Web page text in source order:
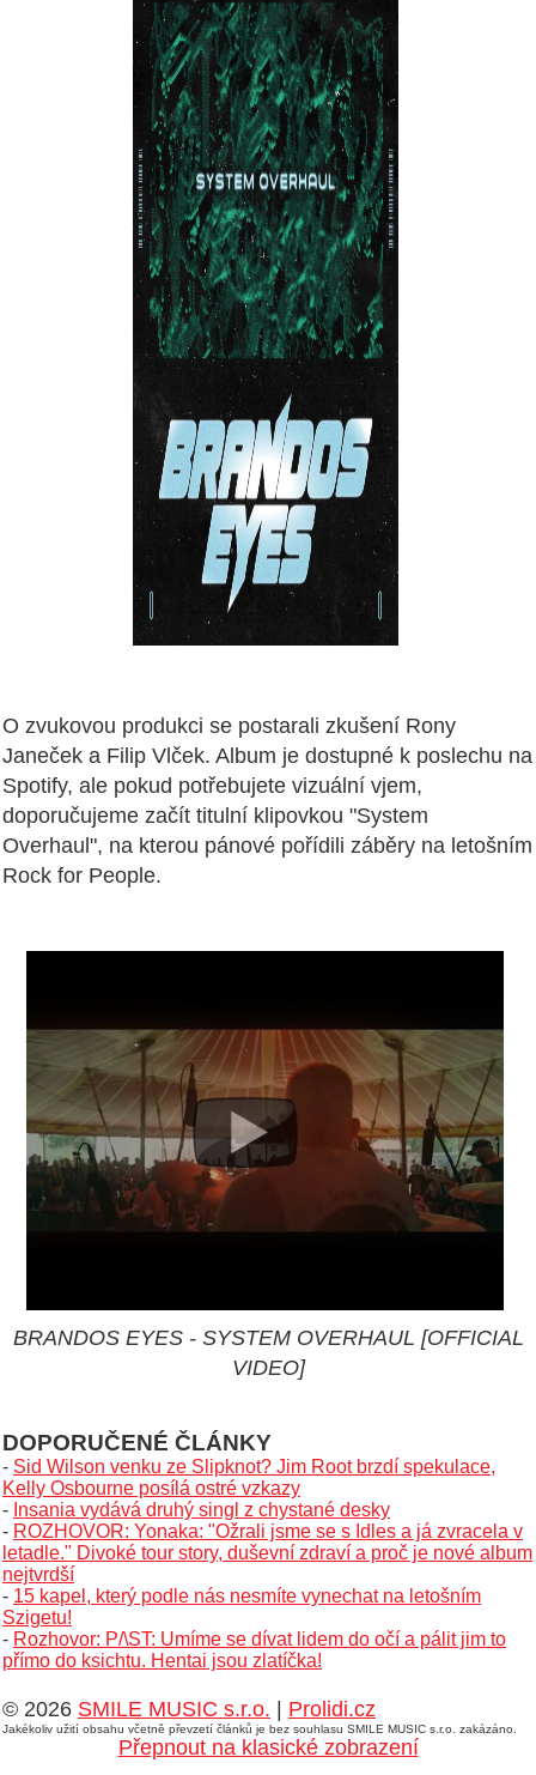
O zvukovou produkci se postarali zkušení Rony
Janeček a Filip Vlček. Album je dostupné k poslechu na
Spotify, ale pokud potřebujete vizuální vjem,
doporučujeme začít titulní klipovkou "System
Overhaul", na kterou pánové pořídili záběry na letošním
Rock for People.
BRANDOS EYES - SYSTEM OVERHAUL [OFFICIAL
VIDEO]
DOPORUČENÉ ČLÁNKY
- Sid Wilson venku ze Slipknot? Jim Root brzdí spekulace,
Kelly Osbourne posílá ostré vzkazy
- Insania vydává druhý singl z chystané desky
- ROZHOVOR: Yonaka: "Ožrali jsme se s Idles a já zvracela v
letadle." Divoké tour story, duševní zdraví a proč je nové album
nejtvrdší
- 15 kapel, který podle nás nesmíte vynechat na letošním
Szigetu!
- Rozhovor: P/\ST: Umíme se dívat lidem do očí a pálit jim to
přímo do ksichtu. Hentai jsou zlatíčka!
© 2026 SMILE MUSIC s.r.o. Prolidi.cz
Jakékoliv užití obsahu včetně převzetí článků je bez souhlasu SMILE MUSIC s.r.o. zakázáno.
Přepnout na klasické zobrazení